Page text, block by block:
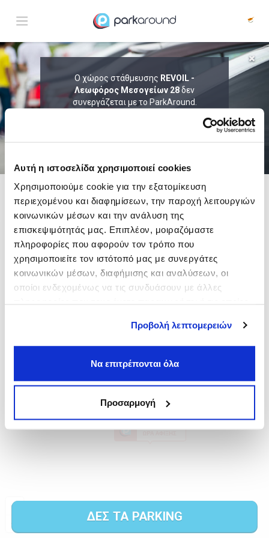
Αυτή η ιστοσελίδα χρησιμοποιεί cookies
Χρησιμοποιούμε cookie για την εξατομίκευση
περιεχομένου και διαφημίσεων, την παροχή λειτουργιών
κοινωνικών μέσων και την ανάλυση της
επισκεψιμότητάς μας. Επιπλέον, μοιραζόμαστε
πληροφορίες που αφορούν τον τρόπο που
χρησιμοποιείτε τον ιστότοπό μας με συνεργάτες
κοινωνικών μέσων, διαφήμισης και αναλύσεων, οι
οποίοι ενδεχομένως να τις συνδυάσουν με άλλες
Προβολή λεπτομερειών
Να επιτρέπονται όλα
Προσαρμογή
Ο χώρος στάθμευσης REVOIL -
Λεωφόρος Μεσογείων 28δεν
συνεργάζεται με το ParkAround.
ΤΟ PARKAROUND ΕΠΕΚΤΕΙΝΕΙ ΣΥΝΕΧΩΣ
Δες τώρα τα parking στο χάρτη και σύγκρινετιμή
καιαπόσταση
ΔΕΣ ΤΑ PARKING
ΑΠΟΤΕΛΕΣΜΑΤΑ ΓΙΑ:
ΑΦΙΞΗ Παρ 07 Αυγ 17:00 ΔΙΑΡΚΕΙΑ